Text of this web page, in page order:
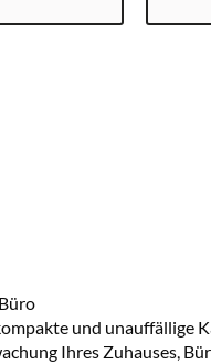
Büro
und unauffällige
Ihres Zuhauses,